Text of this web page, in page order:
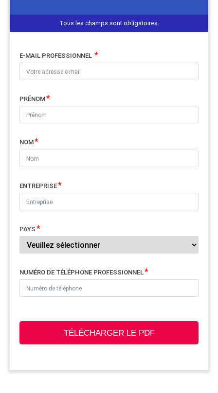
Tous les champs sont obligatoires.
E-MAIL PROFESSIONNEL
PRÉNOM
NOM
ENTREPRISE
PAYS
NUMÉRO DE TÉLÉPHONE PROFESSIONNEL
TÉLÉCHARGER LE PDF